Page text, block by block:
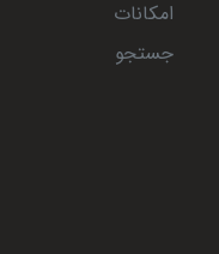
امکانات
جستجو